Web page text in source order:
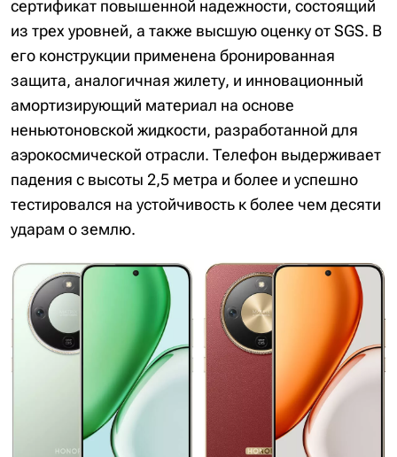
сертификат повышенной надежности, состоящий
из трех уровней, а также высшую оценку от SGS. В
его конструкции применена бронированная
защита, аналогичная жилету, и инновационный
амортизирующий материал на основе
неньютоновской жидкости, разработанной для
аэрокосмической отрасли. Телефон выдерживает
падения с высоты 2,5 метра и более и успешно
тестировался на устойчивость к более чем десяти
ударам о землю.